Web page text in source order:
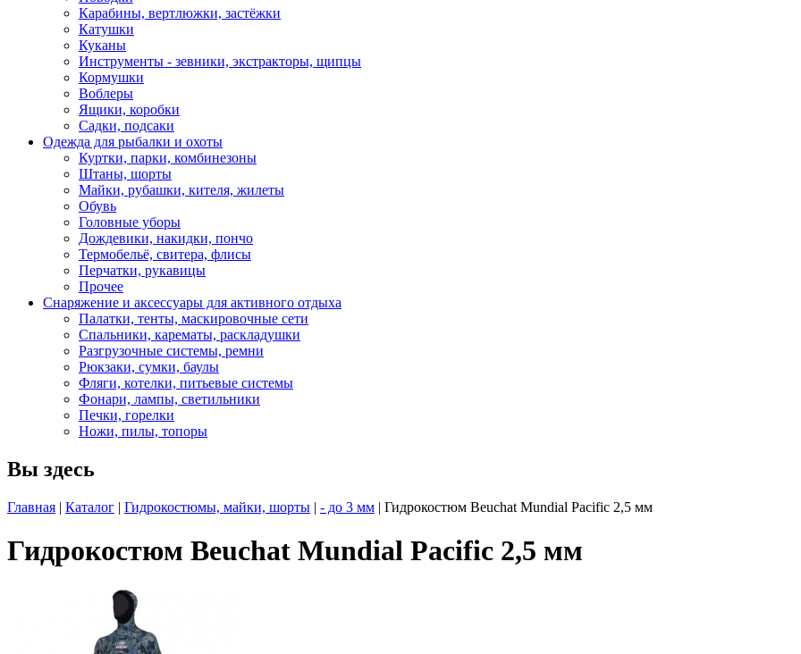
Карабины, вертлюжки, застёжки
Катушки
Куканы
Инструменты - зевники, экстракторы, щипцы
Кормушки
Воблеры
Ящики, коробки
Садки, подсаки
Одежда для рыбалки и охоты
Куртки, парки, комбинезоны
Штаны, шорты
Майки, рубашки, кителя, жилеты
Обувь
Головные уборы
Дождевики, накидки, пончо
Термобельё, свитера, флисы
Перчатки, рукавицы
Прочее
Снаряжение и аксессуары для активного отдыха
Палатки, тенты, маскировочные сети
Спальники, карематы, раскладушки
Разгрузочные системы, ремни
Рюкзаки, сумки, баулы
Фляги, котелки, питьевые системы
Фонари, лампы, светильники
Печки, горелки
Ножи, пилы, топоры
Вы здесь
Главная | Каталог | Гидрокостюмы, майки, шорты | - до 3 мм | Гидрокостюм Beuchat Mundial Pacific 2,5 мм
Гидрокостюм Beuchat Mundial Pacific 2,5 мм